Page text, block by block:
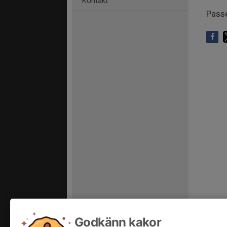
Godkänn kakor